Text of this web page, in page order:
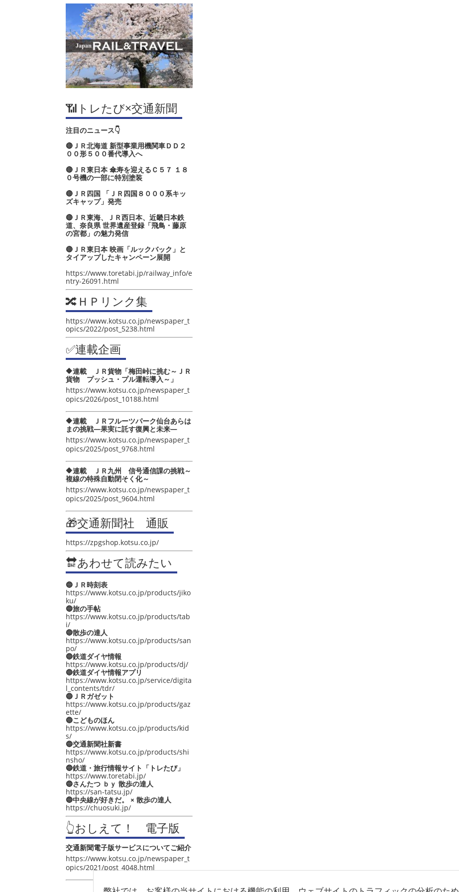
📶トレたび×交通新聞
注目のニュース👇
🔴ＪＲ北海道 新型事業用機関車ＤＤ２
００形５００番代導入へ
🔴ＪＲ東日本 傘寿を迎えるＣ５７ １８
０号機の一部に特別塗装
🔴ＪＲ四国 「ＪＲ四国８０００系キッ
ズキャップ」発売
🔴ＪＲ東海、ＪＲ西日本、近畿日本鉄
道、奈良県 世界遺産登録「飛鳥・藤原
の宮都」の魅力発信
🔴ＪＲ東日本 映画「ルックバック」と
タイアップしたキャンペーン展開
https://www.toretabi.jp/railway_info/e
ntry-26091.html
🔀ＨＰリンク集
https://www.kotsu.co.jp/newspaper_t
opics/2022/post_5238.html
✅連載企画
🔶連載 ＪＲ貨物「梅田峠に挑む～ＪＲ
貨物 プッシュ・プル運転導入～」
https://www.kotsu.co.jp/newspaper_t
opics/2026/post_10188.html
🔶連載 ＪＲフルーツパーク仙台あらは
まの挑戦―果実に託す復興と未来―
https://www.kotsu.co.jp/newspaper_t
opics/2025/post_9768.html
🔶連載 ＪＲ九州 信号通信課の挑戦～
複線の特殊自動閉そく化～
https://www.kotsu.co.jp/newspaper_t
opics/2025/post_9604.html
🎁交通新聞社 通販
https://zpgshop.kotsu.co.jp/
🔛あわせて読みたい
🔵ＪＲ時刻表
https://www.kotsu.co.jp/products/jiko
ku/
🔵旅の手帖
https://www.kotsu.co.jp/products/tab
i/
🔵散歩の達人
https://www.kotsu.co.jp/products/san
po/
🔵鉄道ダイヤ情報
https://www.kotsu.co.jp/products/dj/
🔵鉄道ダイヤ情報アプリ
https://www.kotsu.co.jp/service/digita
l_contents/tdr/
🔵ＪＲガゼット
https://www.kotsu.co.jp/products/gaz
ette/
🔵こどものほん
https://www.kotsu.co.jp/products/kid
s/
🔵交通新聞社新書
https://www.kotsu.co.jp/products/shi
nsho/
🔵鉄道・旅行情報サイト「トレたび」
https://www.toretabi.jp/
🔵さんたつ ｂｙ 散歩の達人
https://san-tatsu.jp/
🔵中央線が好きだ。 × 散歩の達人
https://chuosuki.jp/
👆おしえて！ 電子版
交通新聞電子版サービスについてご紹介
https://www.kotsu.co.jp/newspaper_t
opics/2021/post_4048.html